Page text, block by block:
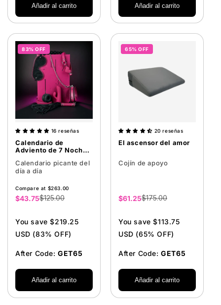
Añadir al carrito Añadir al carrito
83% OFF
16 reseñas
Calendario de
Adviento de 7 Noches
Calendario picante del
día a día
Compare at $263.00
Precio
venta
$43.75$125.00
You save $219.25
USD (83% OFF)
After Code:GET65
Añadir al carrito
65% OFF
20 reseñas
El ascensor del amor
Cojín de apoyo
Precio
venta
$61.25$175.00
You save $113.75
USD (65% OFF)
After Code:GET65
Añadir al carrito